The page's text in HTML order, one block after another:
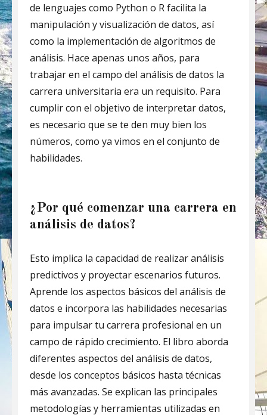
de lenguajes como Python o R facilita la
manipulación y visualización de datos, así
como la implementación de algoritmos de
análisis. Hace apenas unos años, para
trabajar en el campo del análisis de datos la
carrera universitaria era un requisito. Para
cumplir con el objetivo de interpretar datos,
es necesario que se te den muy bien los
números, como ya vimos en el conjunto de
habilidades.
¿Por qué comenzar una carrera en
análisis de datos?
Esto implica la capacidad de realizar análisis
predictivos y proyectar escenarios futuros.
Aprende los aspectos básicos del análisis de
datos e incorpora las habilidades necesarias
para impulsar tu carrera profesional en un
campo de rápido crecimiento. El libro aborda
diferentes aspectos del análisis de datos,
desde los conceptos básicos hasta técnicas
más avanzadas. Se explican las principales
metodologías y herramientas utilizadas en